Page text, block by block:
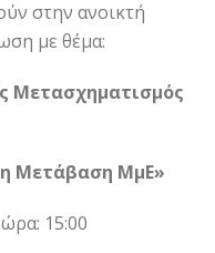
στην ανοικτή
με θέμα:
Μετασχηματισμός
Μετάβαση ΜμΕ»
15:00